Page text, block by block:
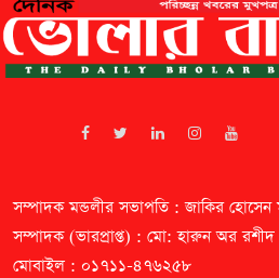
সম্পাদক মন্ডলীর সভাপতি : জাকির হোসেন
সম্পাদক (ভারপ্রাপ্ত) : মো: হারুন অর রশীদ
মোবাইল : ০১৭১১-৪৭৬২৫৮